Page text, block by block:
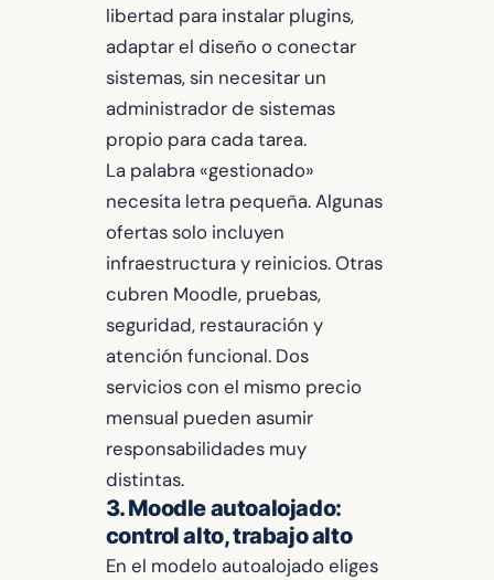
libertad para instalar plugins,
adaptar el diseño o conectar
sistemas, sin necesitar un
administrador de sistemas
propio para cada tarea.
La palabra «gestionado»
necesita letra pequeña. Algunas
ofertas solo incluyen
infraestructura y reinicios. Otras
cubren Moodle, pruebas,
seguridad, restauración y
atención funcional. Dos
servicios con el mismo precio
mensual pueden asumir
responsabilidades muy
distintas.
3. Moodle autoalojado:
control alto, trabajo alto
En el modelo autoalojado eliges